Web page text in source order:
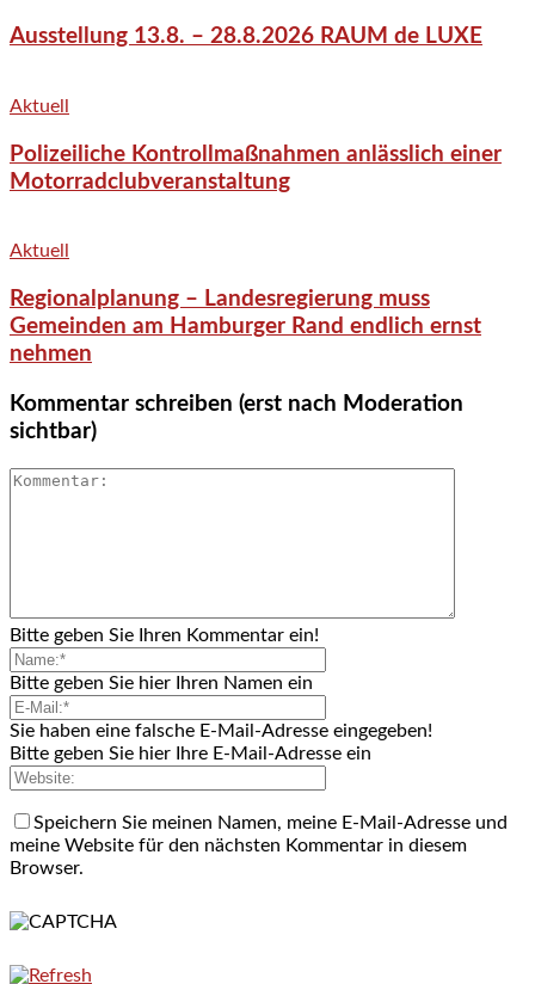
Ausstellung 13.8. – 28.8.2026 RAUM de LUXE
Aktuell
Polizeiliche Kontrollmaßnahmen anlässlich einer
Motorradclubveranstaltung
Aktuell
Regionalplanung – Landesregierung muss
Gemeinden am Hamburger Rand endlich ernst
nehmen
Kommentar schreiben (erst nach Moderation
sichtbar)
Bitte geben Sie Ihren Kommentar ein!
Bitte geben Sie hier Ihren Namen ein
Sie haben eine falsche E-Mail-Adresse eingegeben!
Bitte geben Sie hier Ihre E-Mail-Adresse ein
Speichern Sie meinen Namen, meine E-Mail-Adresse und
meine Website für den nächsten Kommentar in diesem
Browser.